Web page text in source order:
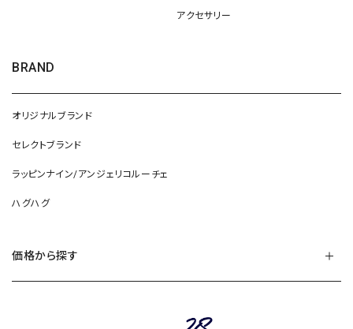
アクセサリー
BRAND
オリジナルブランド
セレクトブランド
ラッピンナイン/アンジェリコルーチェ
ハグハグ
価格から探す